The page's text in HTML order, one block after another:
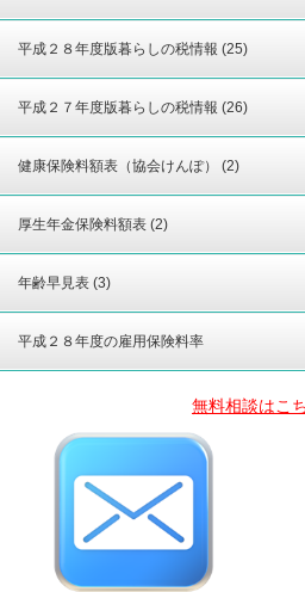
平成２８年度版暮らしの税情報 (25)
平成２７年度版暮らしの税情報 (26)
健康保険料額表（協会けんぽ） (2)
厚生年金保険料額表 (2)
年齢早見表 (3)
平成２８年度の雇用保険料率
無料相談はこ